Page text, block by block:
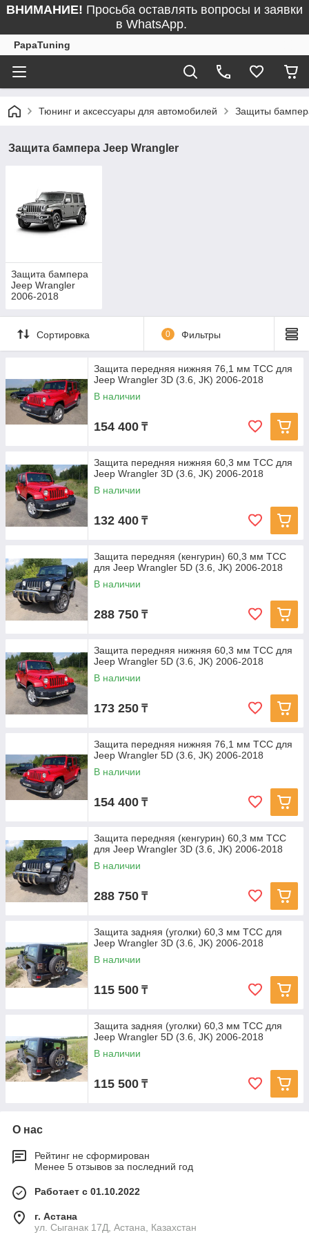
ВНИМАНИЕ! Просьба оставлять вопросы и заявки
в WhatsApp.
PapaTuning
Тюнинг и аксессуары для автомобилей Защиты
Защита бампера Jeep Wrangler
Защита бампера
Jeep Wrangler
2006-2018
Сортировка 0 Фильтры
Защита передняя нижняя 76,1 мм ТСС для
Jeep Wrangler 3D (3.6, JK) 2006-2018
В наличии
154 400 ₸
Защита передняя нижняя 60,3 мм ТСС для
Jeep Wrangler 3D (3.6, JK) 2006-2018
В наличии
132 400 ₸
Защита передняя (кенгурин) 60,3 мм ТСС
для Jeep Wrangler 5D (3.6, JK) 2006-2018
В наличии
288 750 ₸
Защита передняя нижняя 60,3 мм ТСС для
Jeep Wrangler 5D (3.6, JK) 2006-2018
В наличии
173 250 ₸
Защита передняя нижняя 76,1 мм ТСС для
Jeep Wrangler 5D (3.6, JK) 2006-2018
В наличии
154 400 ₸
Защита передняя (кенгурин) 60,3 мм ТСС
для Jeep Wrangler 3D (3.6, JK) 2006-2018
В наличии
288 750 ₸
Защита задняя (уголки) 60,3 мм ТСС для
Jeep Wrangler 3D (3.6, JK) 2006-2018
В наличии
115 500 ₸
Защита задняя (уголки) 60,3 мм ТСС для
Jeep Wrangler 5D (3.6, JK) 2006-2018
В наличии
115 500 ₸
О нас
Рейтинг не сформирован
Менее 5 отзывов за последний год
Работает с 01.10.2022
г. Астана
ул. Сыганак 17Д, Астана, Казахстан